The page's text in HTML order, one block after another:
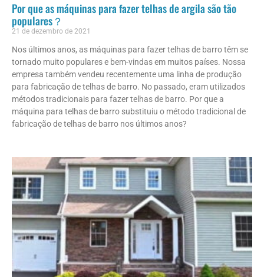
Por que as máquinas para fazer telhas de argila são tão
populares？
21 de dezembro de 2021
Nos últimos anos, as máquinas para fazer telhas de barro têm se
tornado muito populares e bem-vindas em muitos países. Nossa
empresa também vendeu recentemente uma linha de produção
para fabricação de telhas de barro. No passado, eram utilizados
métodos tradicionais para fazer telhas de barro. Por que a
máquina para telhas de barro substituiu o método tradicional de
fabricação de telhas de barro nos últimos anos?